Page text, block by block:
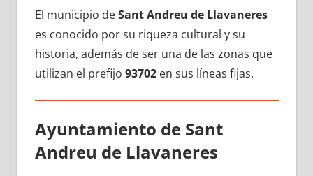
El municipio dеSant Andreu dе Llavaneres
es conocido pοr su riqueza cultural у su
historia, además dе ser una dе las zonas quе
utilizan el prefijo 93702en sus líneas fijas.
Ayuntamiento dе Sant
Andreu dе Llavaneres